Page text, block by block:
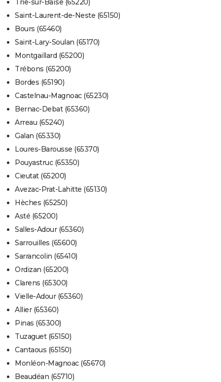
Trie-sur-Baïse (65220)
Saint-Laurent-de-Neste (65150)
Bours (65460)
Saint-Lary-Soulan (65170)
Montgaillard (65200)
Trébons (65200)
Bordes (65190)
Castelnau-Magnoac (65230)
Bernac-Debat (65360)
Arreau (65240)
Galan (65330)
Loures-Barousse (65370)
Pouyastruc (65350)
Cieutat (65200)
Avezac-Prat-Lahitte (65130)
Hèches (65250)
Asté (65200)
Salles-Adour (65360)
Sarrouilles (65600)
Sarrancolin (65410)
Ordizan (65200)
Clarens (65300)
Vielle-Adour (65360)
Allier (65360)
Pinas (65300)
Tuzaguet (65150)
Cantaous (65150)
Monléon-Magnoac (65670)
Beaudéan (65710)